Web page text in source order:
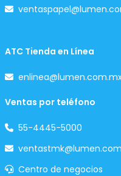
ATC Tienda en Línea
Ventas por teléfono
55-4445-5000
Centro de negocios